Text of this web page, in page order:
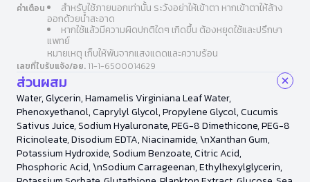
คำเตือน สำหรับใช้ภายนอกเท่านั้น ระวังอย่าให้เข้าตา หากเข้าตาให้ล้าง
ออกด้วยน้ำสะอาด
หากใช้แล้วมีความผิดปกติใดๆ เกิดขึ้น ต้องหยุดใช้และปรึกษา
แพทย์
หมายเหตุ เก็บให้พ้นจากแสงแดดและความร้อน
เลขที่ใบรับแจ้ง/อย. 11-1-6500014629
ส่วนผสม
Water, Glycerin, Hamamelis Virginiana Leaf Water,
Phenoxyethanol, Caprylyl Glycol, Propylene Glycol, Cucumis
Sativus Juice, Sodium Hyaluronate, PEG-8 Dimethicone, PEG-8
Ricinoleate, Disodium EDTA, Niacinamide, \nXanthan Gum,
Potassium Hydroxide, Sodium Benzoate, Citric Acid,
Phosphoric Acid, \nSodium Carrageenan, Ethylhexylglycerin,